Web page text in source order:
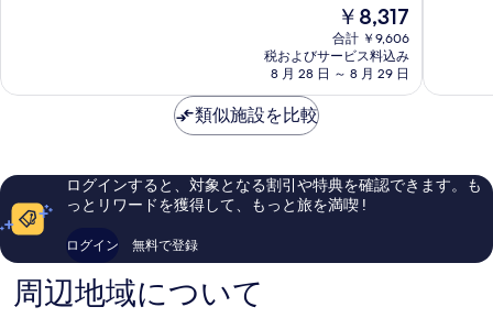
い、
949
件
の
コ
ミ
現
在
の
料
金
￥8,317
合計 ￥9,606
税およびサービス料込み
8 月 28 日 ～ 8 月 29 日
ミ
の
口
類似施設を比較
ログインすると、対象となる割引や特典を確認できます。も
っとリワードを獲得して、もっと旅を満喫 !
ログイン 無料で登録
周辺地域について